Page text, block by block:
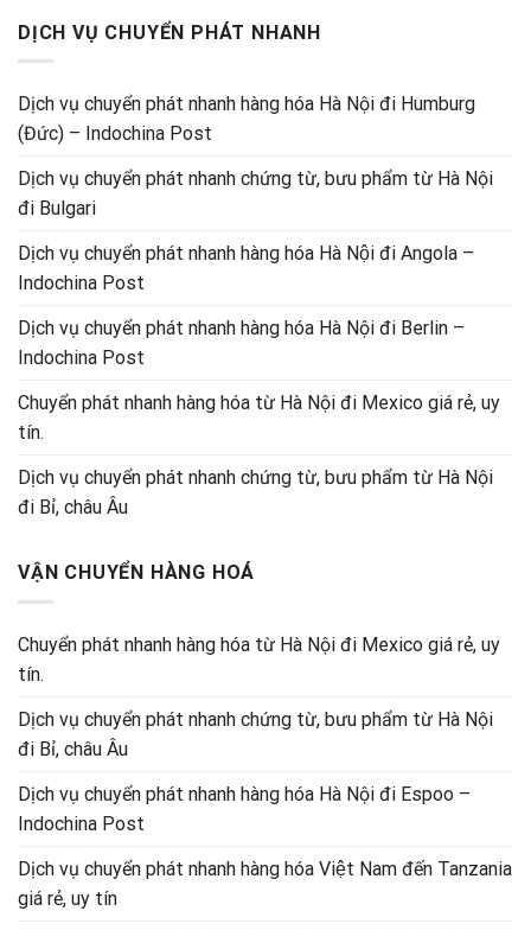
DỊCH VỤ CHUYỂN PHÁT NHANH
Dịch vụ chuyển phát nhanh hàng hóa Hà Nội đi Humburg
(Đức) – Indochina Post
Dịch vụ chuyển phát nhanh chứng từ, bưu phẩm từ Hà Nội
đi Bulgari
Dịch vụ chuyển phát nhanh hàng hóa Hà Nội đi Angola –
Indochina Post
Dịch vụ chuyển phát nhanh hàng hóa Hà Nội đi Berlin –
Indochina Post
Chuyển phát nhanh hàng hóa từ Hà Nội đi Mexico giá rẻ, uy
tín.
Dịch vụ chuyển phát nhanh chứng từ, bưu phẩm từ Hà Nội
đi Bỉ, châu Âu
VẬN CHUYỂN HÀNG HOÁ
Chuyển phát nhanh hàng hóa từ Hà Nội đi Mexico giá rẻ, uy
tín.
Dịch vụ chuyển phát nhanh chứng từ, bưu phẩm từ Hà Nội
đi Bỉ, châu Âu
Dịch vụ chuyển phát nhanh hàng hóa Hà Nội đi Espoo –
Indochina Post
Dịch vụ chuyển phát nhanh hàng hóa Việt Nam đến Tanzania
giá rẻ, uy tín